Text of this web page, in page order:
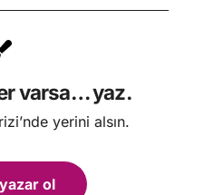
varsa… yaz.
yerini alsın.
ol